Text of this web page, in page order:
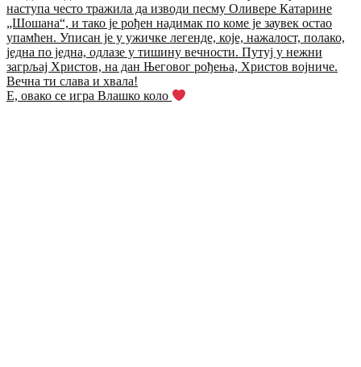
Е, овако се игра Влашко коло